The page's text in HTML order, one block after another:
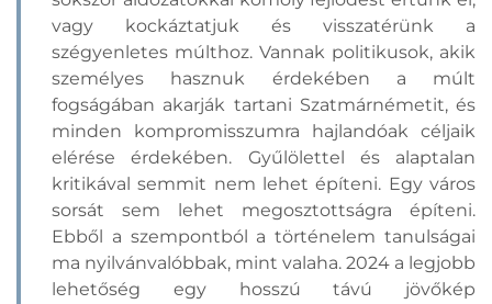
vagy kockáztatjuk és visszatérünk a
szégyenletes múlthoz. Vannak politikusok, akik
személyes hasznuk érdekében a múlt
fogságában akarják tartani Szatmárnémetit, és
minden kompromisszumra hajlandóak céljaik
elérése érdekében. Gyűlölettel és alaptalan
kritikával semmit nem lehet építeni. Egy város
sorsát sem lehet megosztottságra építeni.
Ebből a szempontból a történelem tanulságai
ma nyilvánvalóbbak, mint valaha. 2024 a legjobb
lehetőség egy hosszú távú jövőkép